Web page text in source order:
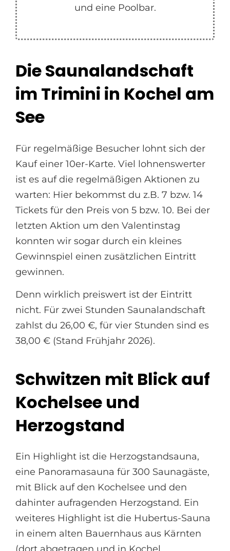
und eine Poolbar.
Die Saunalandschaft
im Trimini in Kochel am
See
Für regelmäßige Besucher lohnt sich der
Kauf einer 10er-Karte. Viel lohnenswerter
ist es auf die regelmäßigen Aktionen zu
warten: Hier bekommst du z.B. 7 bzw. 14
Tickets für den Preis von 5 bzw. 10. Bei der
letzten Aktion um den Valentinstag
konnten wir sogar durch ein kleines
Gewinnspiel einen zusätzlichen Eintritt
gewinnen.
Denn wirklich preiswert ist der Eintritt
nicht. Für zwei Stunden Saunalandschaft
zahlst du 26,00 €, für vier Stunden sind es
38,00 € (Stand Frühjahr 2026).
Schwitzen mit Blick auf
Kochelsee und
Herzogstand
Ein Highlight ist die Herzogstandsauna,
eine Panoramasauna für 300 Saunagäste,
mit Blick auf den Kochelsee und den
dahinter aufragenden Herzogstand. Ein
weiteres Highlight ist die Hubertus-Sauna
in einem alten Bauernhaus aus Kärnten